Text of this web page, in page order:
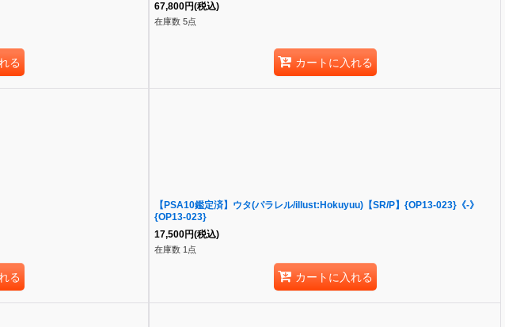
る
67,800円(税込)
在庫数 5点
カートに入れる
る
【PSA10鑑定済】ウタ(パラレル/illust:Hokuyuu)【SR/P】{OP13-023}《-》
{OP13-023}
17,500円(税込)
在庫数 1点
カートに入れる